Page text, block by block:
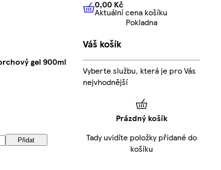
gel 900ml
Přidat
0,00 KčAktuální cena košíku
0,00 Kč
Aktuální cena košíku
Pokladna
Váš košík
Vyberte službu, která je pro Vás
nejvhodnější
Prázdný košík
Tady uvidíte položky přidané do
košíku